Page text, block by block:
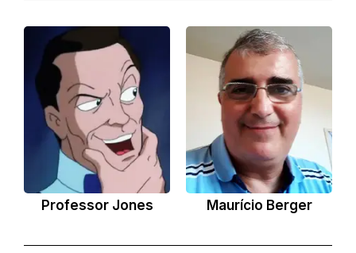
Professor Jones Maurício Berger